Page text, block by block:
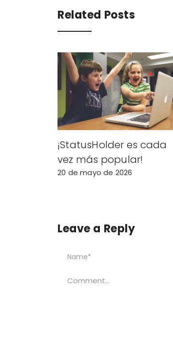
Related Posts
¡StatusHolder es cada
vez más popular!
20 de mayo de 2026
Leave a Reply